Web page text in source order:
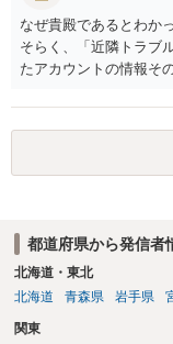
なぜ貴殿であるとわか
そらく、「近隣トラブ
たアカウントの情報そ
貴殿が投稿した事実を
しまったのではないで
第ですので何とも言え
く、ここで詳細を明ら
都道府県から発信者
北海道・東北
北海道
青森県 岩手県
関東